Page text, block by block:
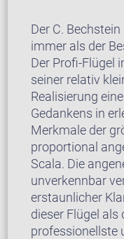
Der C.
immer als der
Der Profi-Flügel
seiner relativ
Realisierung
Gedankens in
Merkmale der
proportional
Scala. Die
unverkennbar
erstaunlicher
dieser Flügel
professionellste